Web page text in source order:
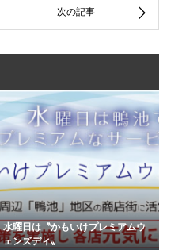
水曜日は〝かもいけプレミアムウ
ェンズディ〟